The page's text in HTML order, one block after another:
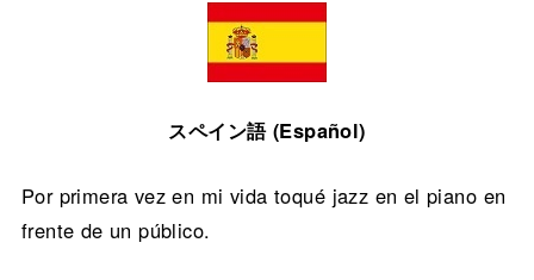
スペイン語 (Español)
Por primera vez en mi vida toqué jazz en el piano en
frente de un público.